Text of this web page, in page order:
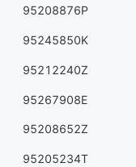
95208876P
95245850K
95212240Z
95267908E
95208652Z
95205234T